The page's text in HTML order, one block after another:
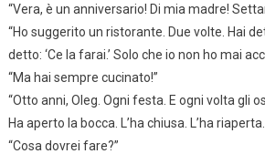
“Vera, è un anniversario! Di mia madre!
“Ho suggerito un ristorante. Due volte. Hai
detto: ‘Ce la farai.’ Solo che io non ho mai
“Ma hai sempre cucinato!”
“Otto anni, Oleg. Ogni festa. E ogni volta gli
Ha aperto la bocca. L’ha chiusa. L’ha riaperta.
“Cosa dovrei fare?”